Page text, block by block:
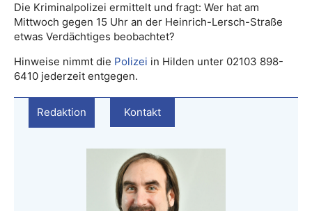
Die Kriminalpolizei ermittelt und fragt: Wer hat am
Mittwoch gegen 15 Uhr an der Heinrich-Lersch-Straße
etwas Verdächtiges beobachtet?
Hinweise nimmt die Polizei in Hilden unter 02103 898-
6410 jederzeit entgegen.
Redaktion Kontakt